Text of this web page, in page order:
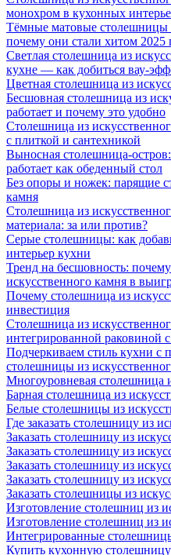
монохром в кухонных
Тёмные матовые столешницы
почему они стали хитом 2025
Светлая столешница из
кухне — как добиться вау-
Цветная столешница из
Бесшовная столешница из
работает и почему это удобно
Столешница из
с плиткой и сантехникой
Выносная столешница-
работает как обеденный стол
Без опоры и ножек: парящие
камня
Столешница из
материала: за или против?
Серые столешницы: как
интерьер кухни
Тренд на бесшовность:
искусственного камня в
Почему столешница из
инвестиция
Столешница из
интегрированной раковиной
Подчеркиваем стиль кухни
столешницы из
Многоуровневая столешница
Барная столешница из
Белые столешницы из
Где заказать столешницу из
Заказать столешницу из
Заказать столешницу из
Заказать столешницу из
Заказать столешницу из
Заказать столешницы из
Изготовление столешниц из
Изготовление столешниц из
Интегрированные
Купить кухонную